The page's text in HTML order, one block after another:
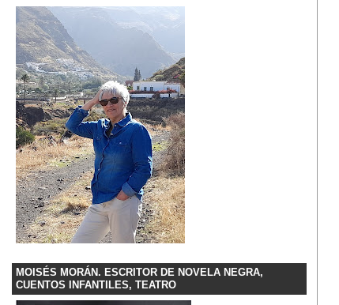
MOISÉS MORÁN. ESCRITOR DE NOVELA NEGRA,
CUENTOS INFANTILES, TEATRO